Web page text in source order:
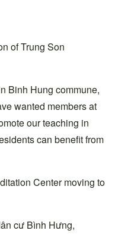
of Trung Son
Binh Hung commune,
wanted members at
our teaching in
can benefit from
Center moving to
cư Bình Hưng,